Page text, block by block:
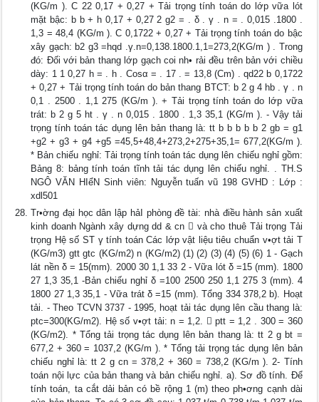
(KG/m ). C 22 0,17 + 0,27 + Tải trọng tính toán do lớp vữa lót
mặt bậc: b b + h 0,17 + 0,27 2 g2 = . δ . γ . n = . 0,015 .1800 .
1,3 = 48,4 (KG/m ). C 0,1722 + 0,27 + Tải trọng tính toán do bậc
xây gạch: b2 g3 =hqd .γ.n=0,138.1800.1,1=273,2(KG/m ) . Trong
đó: Đối với bản thang lớp gạch coi nh• rải đều trên bản với chiều
dày: 1 1 0,27 h = . h . Cosα = . 17 . = 13,8 (Cm) . qd22 b 0,1722
+ 0,27 + Tải trọng tính toán do bản thang BTCT: b 2 g 4 hb . γ . n
0,1 . 2500 . 1,1 275 (KG/m ). + Tải trọng tính toán do lớp vữa
trát: b 2 g 5 ht . γ . n 0,015 . 1800 . 1,3 35,1 (KG/m ). - Vậy tải
trọng tính toán tác dụng lên bản thang là: tt b b b b b 2 gb = g1
+g2 + g3 + g4 +g5 =45,5+48,4+273,2+275+35,1= 677,2(KG/m ).
* Bản chiếu nghỉ: Tải trọng tính toán tác dụng lên chiếu nghỉ gồm:
Bảng 8: bảng tính toán tĩnh tải tác dụng lên chiếu nghỉ. . TH.S
NGÔ VĂN HIểN Sinh viên: Nguyễn tuấn vũ 198 GVHD : Lớp :
xdl501
Tr•ờng đại học dân lập hảI phòng đề tài: nhà điều hành sản xuất
kinh doanh Ngành xây dựng dd & cn  và cho thuê Tải trọng Tải
trọng Hệ số ST γ tính toán Các lớp vật liệu tiêu chuẩn v•ợt tải T
(KG/m3) gtt gtc (KG/m2) n (KG/m2) (1) (2) (3) (4) (5) (6) 1 - Gạch
lát nền δ = 15(mm). 2000 30 1,1 33 2 - Vữa lót δ =15 (mm). 1800
27 1,3 35,1 -Bản chiếu nghỉ δ =100 2500 250 1,1 275 3 (mm). 4
1800 27 1,3 35,1 - Vữa trát δ =15 (mm). Tổng 334 378,2 b). Hoạt
tải. - Theo TCVN 3737 - 1995, hoạt tải tác dụng lên cầu thang là:
ptc=300(KG/m2). Hệ số v•ợt tải: n = 1,2.  ptt = 1,2 . 300 = 360
(KG/m2). * Tổng tải trọng tác dụng lên bản thang là: tt 2 g bt =
677,2 + 360 = 1037,2 (KG/m ). * Tổng tải trọng tác dụng lên bản
chiếu nghỉ là: tt 2 g cn = 378,2 + 360 = 738,2 (KG/m ). 2- Tính
toán nội lực của bản thang và bản chiếu nghỉ. a). Sơ đồ tính. Để
tính toán, ta cắt dải bản có bề rộng 1 (m) theo ph•ơng cạnh dài